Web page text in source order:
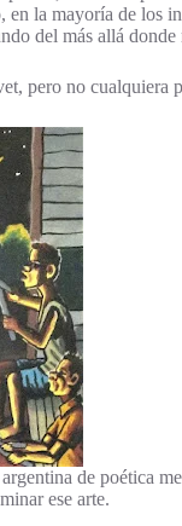
la mayoría de los
del más allá
pero no cualquiera
de poética
ese arte.